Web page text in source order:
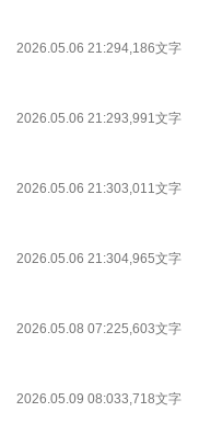
2026.05.06 21:294,186文字
2026.05.06 21:293,991文字
2026.05.06 21:303,011文字
2026.05.06 21:304,965文字
2026.05.08 07:225,603文字
2026.05.09 08:033,718文字